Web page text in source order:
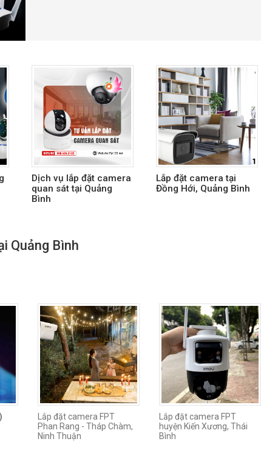
Dịch vụ lắp đặt camera
quan sát tại Quảng
Bình
Lắp đặt camera tại
Đồng Hới, Quảng Bình
Quảng Bình
Lắp đặt camera FPT
Phan Rang - Tháp Chàm,
Ninh Thuận
Lắp đặt camera FPT
huyện Kiến Xương, Thái
Bình